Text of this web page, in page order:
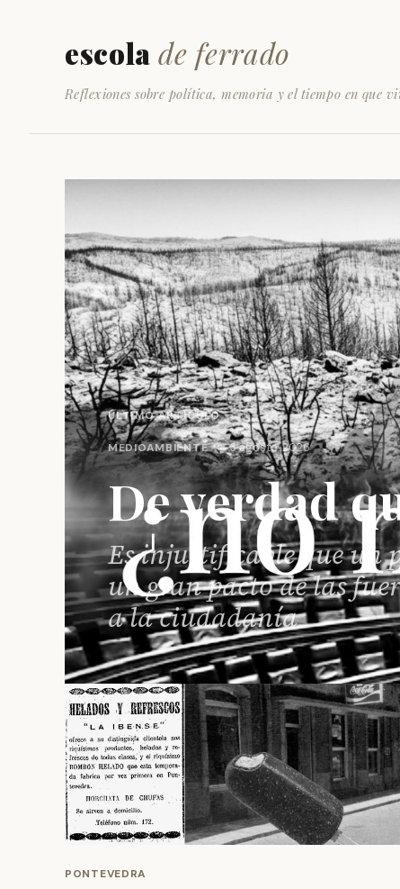
escola de ferrado
Reflexiones sobre política, memoria y el tiempo en que
ÚLTIMO ARTÍCULO
MEDIOAMBIENTE · 3 agosto, 2026
De verdad
Es injustificable que un
un gran pacto de las
a la ciudadanía
PONTEVEDRA